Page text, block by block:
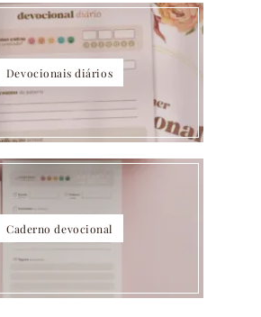
Devocionais diários
Caderno devocional